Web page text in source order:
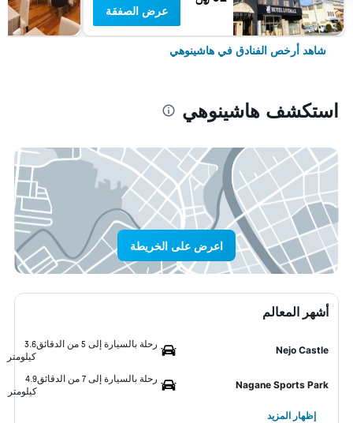
عرض الصفقة
شاهد أرخص الفنادق في هاشينوهي
استكشف هاشينوهي
اعرض على الخريطة
أشهر المعالم
Nejo Castle
رحلة بالسيارة إلى 5 من الدقائق
3.6
كيلومتر
Nagane Sports Park
رحلة بالسيارة إلى 7 من الدقائق
4.9
كيلومتر
إظهار المزيد